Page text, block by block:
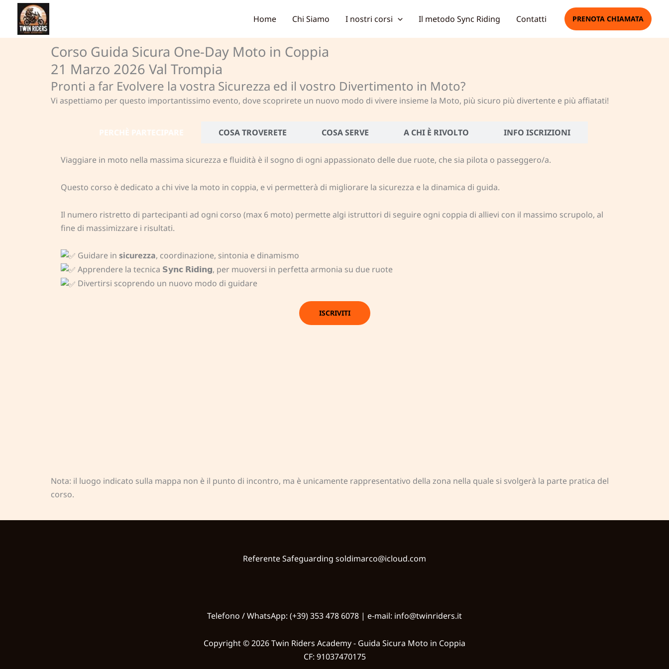
contenuto
Home Chi Siamo I nostri corsi Il metodo Sync Riding Contatti PRENOTA CHIAMATA
Corso Guida Sicura One-Day Moto in Coppia
21 Marzo 2026 Val Trompia
Pronti a far Evolvere la vostra Sicurezza ed il vostro Divertimento in Moto?
Vi aspettiamo per questo importantissimo evento, dove scoprirete un nuovo modo di vivere insieme la Moto, più sicuro più divertente e più affiatati!
PERCHÈ PARTECIPARE COSA TROVERETE COSA SERVE A CHI È RIVOLTO INFO ISCRIZIONI
Viaggiare in moto nella massima sicurezza e fluidità è il sogno di ogni appassionato delle due ruote, che sia pilota o passeggero/a.
Questo corso è dedicato a chi vive la moto in coppia, evi permetterà di migliorare la sicurezza e la dinamica di guida.
Il numero ristretto di partecipanti ad ogni corso (max 6 moto) permette algi istruttori di seguire ogni coppia di allievi con il massimo scrupolo, al
fine di massimizzare i risultati.
Guidare in sicurezza, coordinazione, sintonia e dinamismo
Apprendere la tecnica 𝗦𝘆𝗻𝗰 𝗥𝗶𝗱𝗶𝗻𝗴, per muoversi in perfetta armonia su due ruote
Divertirsi scoprendo un nuovo modo di guidare
ISCRIVITI
Nota: il luogo indicato sulla mappa non è il punto di incontro, ma è unicamente rappresentativo della zona nella quale si svolgerà la parte pratica del
corso.
Referente Safeguarding soldimarco@icloud.com
Telefono / WhatsApp: (+39) 353 478 6078 | e-mail: info@twinriders.it
Copyright © 2026 Twin Riders Academy - Guida Sicura Moto in Coppia
CF: 91037470175